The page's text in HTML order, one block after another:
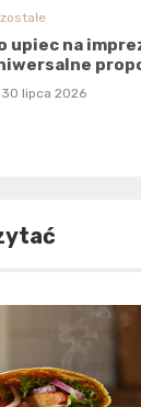
upiec na
30 lipca 2026